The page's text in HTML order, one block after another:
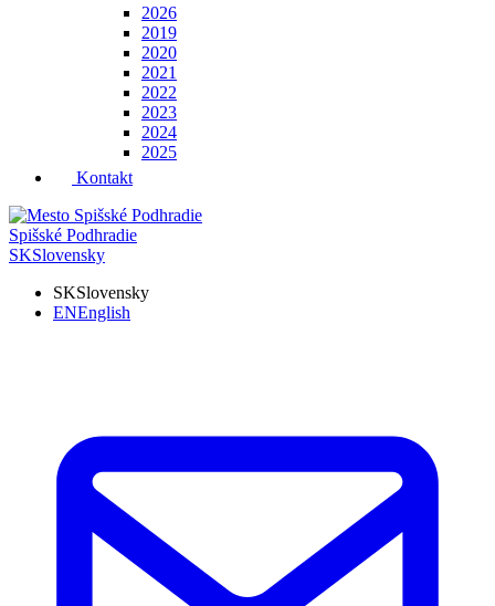
2026
2019
2020
2021
2022
2023
2024
2025
Kontakt
Spišské Podhradie
SKSlovensky
SKSlovensky
ENEnglish